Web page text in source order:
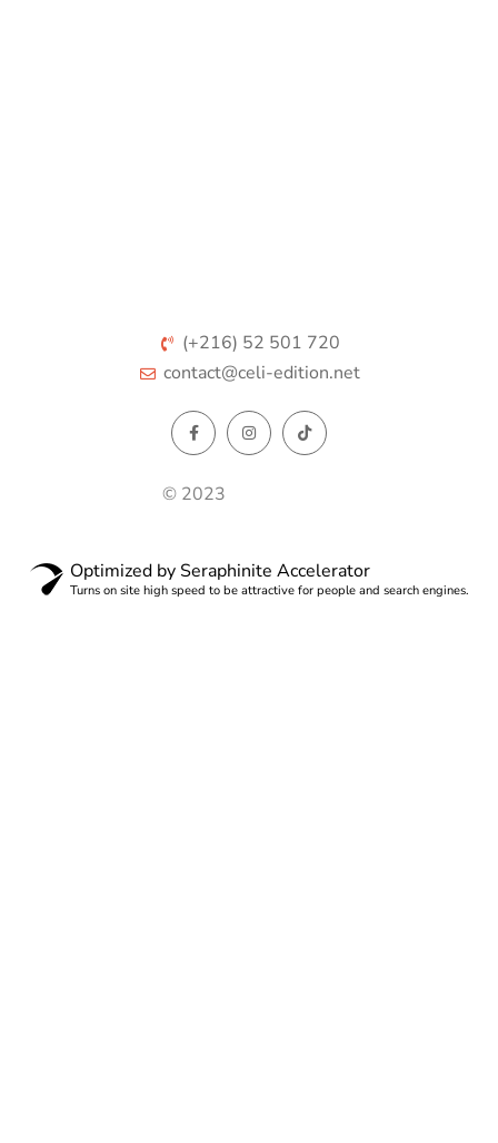
(+216) 52 501 720
contact@celi-edition.net
© 2023
Optimized by Seraphinite Accelerator
Turns on site high speed to be attractive for people and search engines.